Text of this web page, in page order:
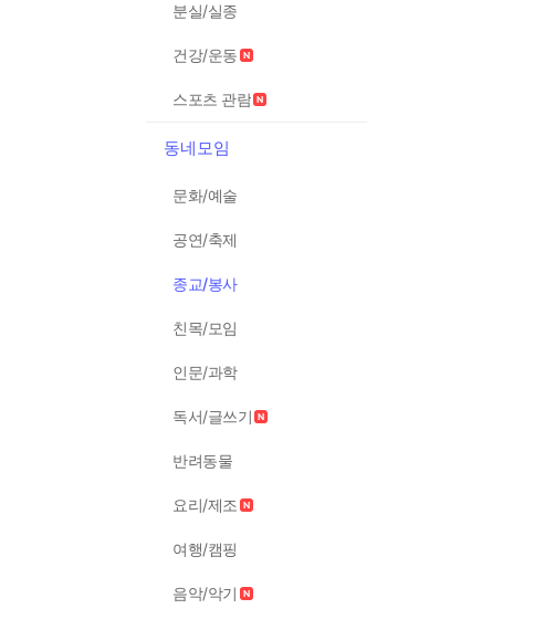
분실/실종
건강/운동
스포츠 관람
동네모임
문화/예술
공연/축제
종교/봉사
친목/모임
인문/과학
독서/글쓰기
반려동물
요리/제조
여행/캠핑
음악/악기